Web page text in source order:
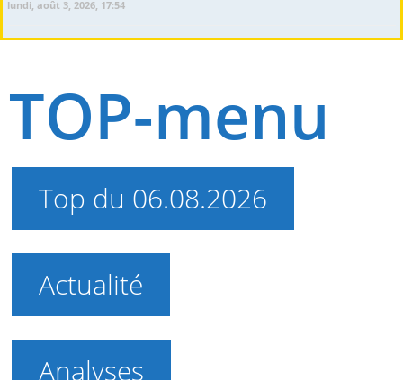
lundi, août 3, 2026, 17:54
TOP-menu
Top du 06.08.2026
Actualité
Analyses